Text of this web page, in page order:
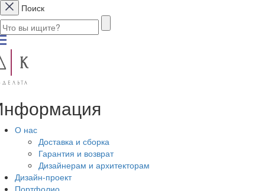
Поиск
О нас
Доставка и сборка
Гарантия и возврат
Дизайнерам и архитекторам
Дизайн-проект
Портфолио